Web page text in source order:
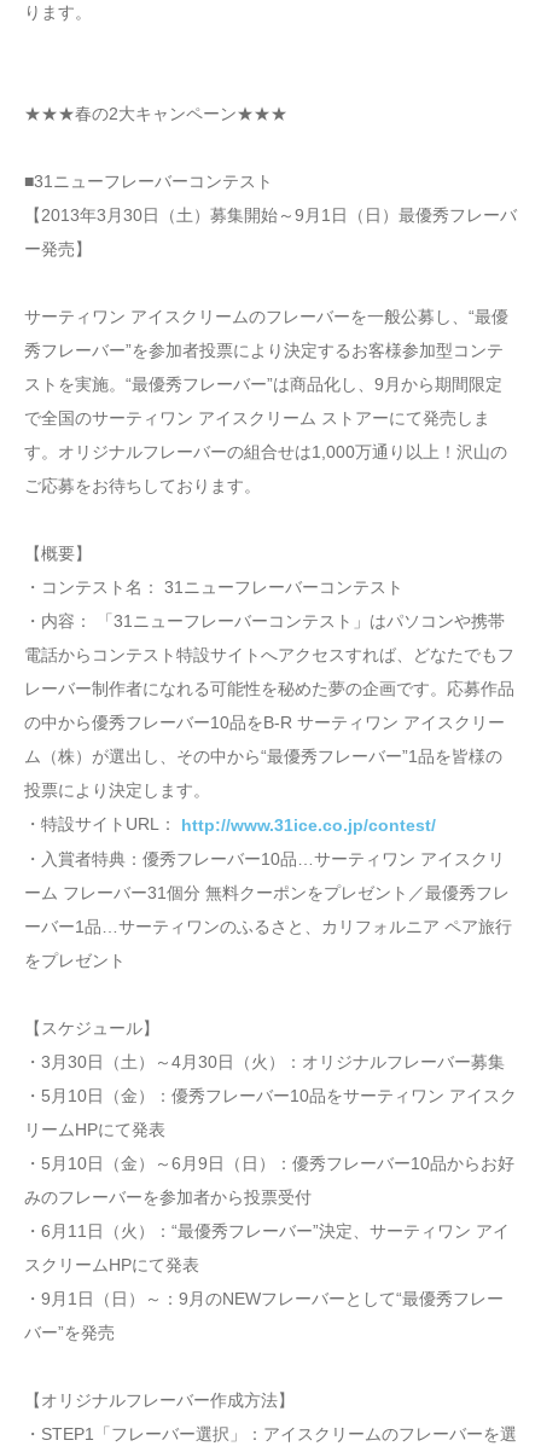
ります。
★★★春の2大キャンペーン★★★
■31ニューフレーバーコンテスト
【2013年3月30日（土）募集開始～9月1日（日）最優秀フレーバ
ー発売】
サーティワン アイスクリームのフレーバーを一般公募し、“最優
秀フレーバー”を参加者投票により決定するお客様参加型コンテ
ストを実施。“最優秀フレーバー”は商品化し、9月から期間限定
で全国のサーティワン アイスクリーム ストアーにて発売しま
す。オリジナルフレーバーの組合せは1,000万通り以上！沢山の
ご応募をお待ちしております。
【概要】
・コンテスト名： 31ニューフレーバーコンテスト
・内容： 「31ニューフレーバーコンテスト」はパソコンや携帯
電話からコンテスト特設サイトへアクセスすれば、どなたでもフ
レーバー制作者になれる可能性を秘めた夢の企画です。応募作品
の中から優秀フレーバー10品をB-R サーティワン アイスクリー
ム（株）が選出し、その中から“最優秀フレーバー”1品を皆様の
投票により決定します。
・特設サイトURL： http://www.31ice.co.jp/contest/
・入賞者特典：優秀フレーバー10品…サーティワン アイスクリ
ーム フレーバー31個分 無料クーポンをプレゼント／最優秀フレ
ーバー1品…サーティワンのふるさと、カリフォルニア ペア旅行
をプレゼント
【スケジュール】
・3月30日（土）～4月30日（火）：オリジナルフレーバー募集
・5月10日（金）：優秀フレーバー10品をサーティワン アイスク
リームHPにて発表
・5月10日（金）～6月9日（日）：優秀フレーバー10品からお好
みのフレーバーを参加者から投票受付
・6月11日（火）：“最優秀フレーバー”決定、サーティワン アイ
スクリームHPにて発表
・9月1日（日）～：9月のNEWフレーバーとして“最優秀フレー
バー”を発売
【オリジナルフレーバー作成方法】
・STEP1「フレーバー選択」：アイスクリームのフレーバーを選